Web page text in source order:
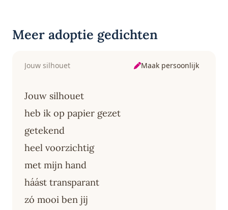
Meer adoptie gedichten
Jouw silhouet Maak persoonlijk
Jouw silhouet
heb ik op papier gezet
getekend
heel voorzichtig
met mijn hand
háást transparant
zó mooi ben jij